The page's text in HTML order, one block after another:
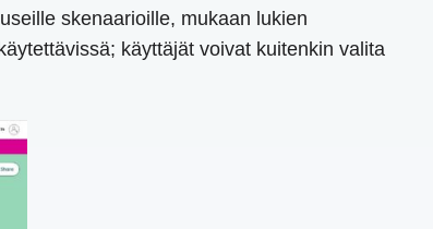
skenaarioille, mukaan lukien
käyttäjät voivat kuitenkin valita